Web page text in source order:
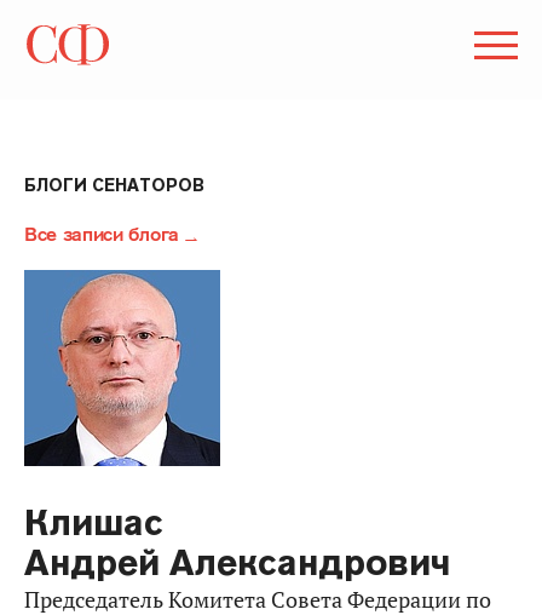
БЛОГИ СЕНАТОРОВ
Все записи блога
Клишас
Андрей Александрович
Председатель Комитета Совета Федерации по